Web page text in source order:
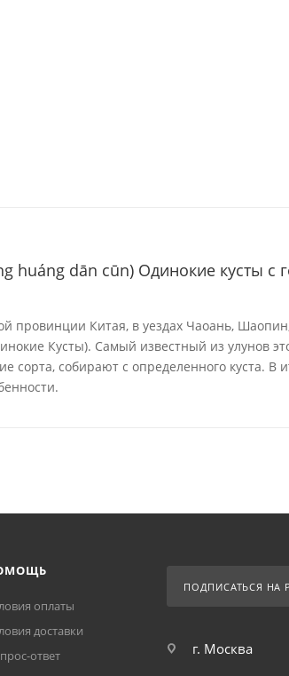
huáng dān cūn) Одинокие кусты с
провинции Китая, в уездах Чаоань,
Кусты). Самый известный из улунов
сорта, собирают с определенного куста. В
оплаты
доставки
ответ
ПОДПИСАТЬСЯ НА
г. Москва